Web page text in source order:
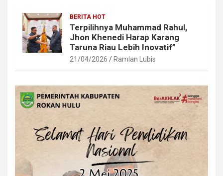
BERITA HOT
Terpilihnya Muhammad Rahul,
Jhon Khenedi Harap Karang
Taruna Riau Lebih Inovatif”
21/04/2026 Ramlan Lubis